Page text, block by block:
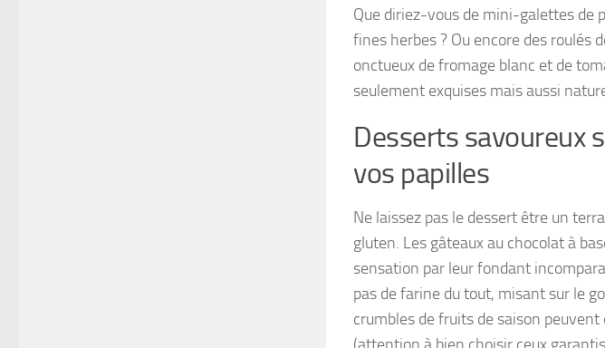
Que diriez-vous de mini-galettes de
fines herbes ? Ou encore des roulés
onctueux de fromage blanc et de
seulement exquises mais aussi
Desserts savoureux
vos papilles
Ne laissez pas le dessert être un
gluten. Les gâteaux au chocolat à
sensation par leur fondant
pas de farine du tout, misant sur le
crumbles de fruits de saison